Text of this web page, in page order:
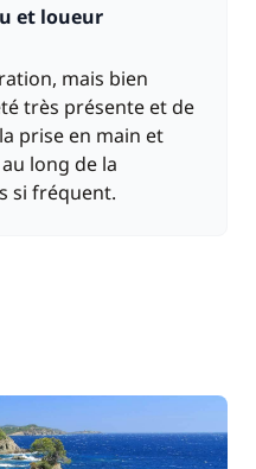
et loueur
mais bien
très présente et de
prise en main et
long de la
si fréquent.